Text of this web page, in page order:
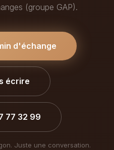
(groupe GAP).
d'échange
écrire
77 32 99
Juste une conversation.